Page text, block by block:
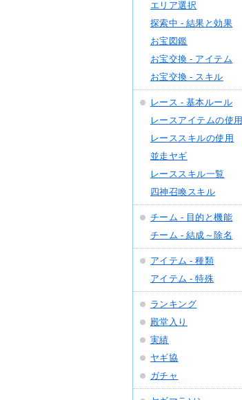
エリア選択
探索中 - 結果と効果
お宝図鑑
お宝交換 - アイテム
お宝交換 - スキル
レース - 基本ルール
レースアイテムの使用
レーススキルの使用
並走ヤギ
レーススキル一覧
四神召喚スキル
チーム - 目的と機能
チーム - 結成～除名
アイテム - 種類
アイテム - 特殊
ランキング
殿堂入り
実績
ヤギ協
ガチャ